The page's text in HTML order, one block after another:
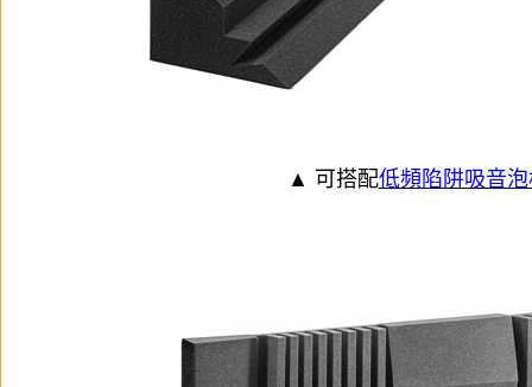
▲ 可搭配低頻陷阱吸音泡